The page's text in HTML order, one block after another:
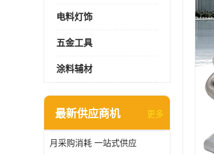
电料灯饰
五金工具
涂料辅材
最新供应商机 更多
月采购消耗 一站式供应